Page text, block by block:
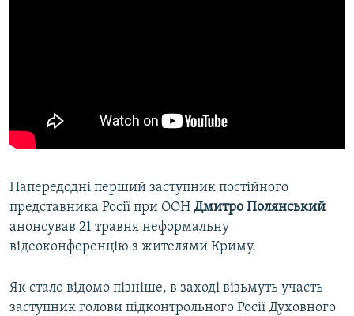
Напередодні перший заступник постійного
представника Росії при ООН Дмитро Полянський
анонсував 21 травня неформальну
відеоконференцію з жителями Криму.
Як стало відомо пізніше, в заході візьмуть участь
заступник голови підконтрольного Росії Духовного